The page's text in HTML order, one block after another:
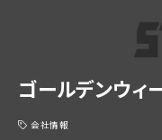
ゴールデンウィ
会社情報